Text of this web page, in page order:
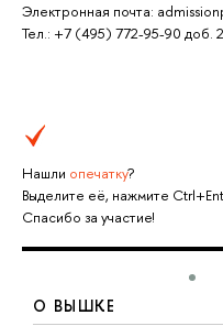
Электронная почта:
Тел.: +7 (495) 772-95-90 доб.
Нашли опечатку?
Выделите её, нажмите
Спасибо за участие!
О ВЫШКЕ